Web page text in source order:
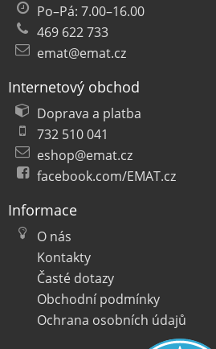
Po–Pá: 7.00–16.00
469 622 733
emat@emat.cz
Internetový obchod
Doprava a platba
732 510 041
eshop@emat.cz
facebook.com/EMAT.cz
Informace
O nás
Kontakty
Časté dotazy
Obchodní podmínky
Ochrana osobních údajů